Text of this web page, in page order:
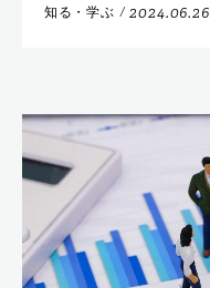
知る・学ぶ / 2024.06.26